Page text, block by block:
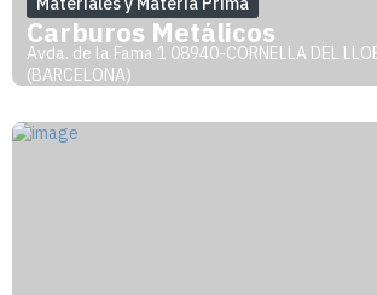
Carburos Metálicos
Avda. de la Fama 1 08940-CORNELLA DEL
(BARCELONA)